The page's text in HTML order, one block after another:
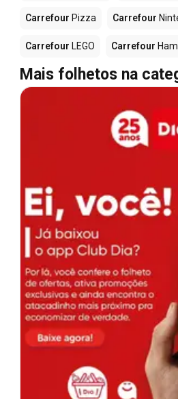
Carrefour Pizza Carrefour
Carrefour LEGO Carrefour
Mais folhetos na